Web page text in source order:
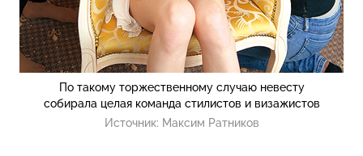
По такому торжественному случаю невесту
собирала целая команда стилистов и визажистов
Источник: Максим Ратников